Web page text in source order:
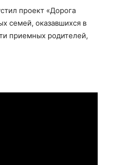
проект «Дорога
семей, оказавшихся в
приемных родителей,